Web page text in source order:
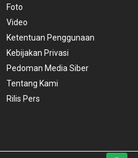
Foto
Video
Ketentuan Penggunaan
Kebijakan Privasi
Pedoman Media Siber
Tentang Kami
Rilis Pers